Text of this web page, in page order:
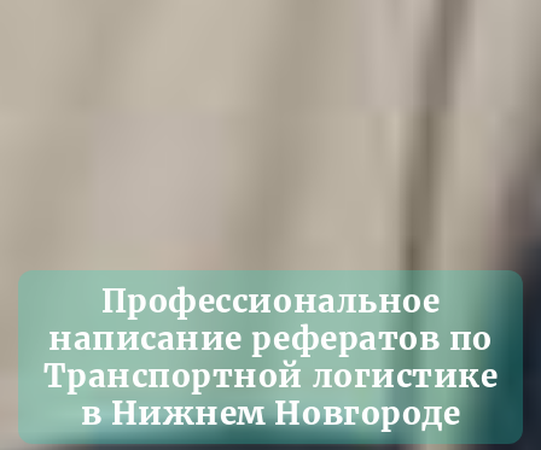
Профессиональное
написание рефератов по
Транспортной логистике
в Нижнем Новгороде